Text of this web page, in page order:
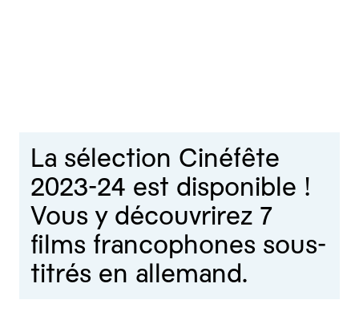
La sélection Cinéfête
2023-24 est disponible !
Vous y découvrirez 7
films francophones sous-
titrés en allemand.